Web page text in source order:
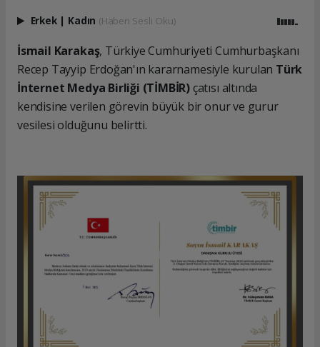
Erkek | Kadın (Haberi Sesli Oku)
İsmail Karakaş, Türkiye Cumhuriyeti Cumhurbaşkanı
Recep Tayyip Erdoğan'ın kararnamesiyle kurulan Türk
İnternet Medya Birliği (TİMBİR)çatısı altında
kendisine verilen görevin büyük bir onur ve gurur
vesilesi olduğunu belirtti.